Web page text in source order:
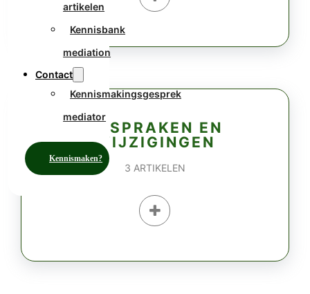
artikelen
Kennisbank
mediation
Contact
Kennismakingsgesprek
mediator
Kennismaken?
AFSPRAKEN EN
WIJZIGINGEN
3 ARTIKELEN